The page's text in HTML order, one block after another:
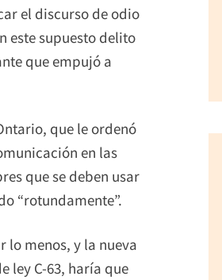
el discurso de odio
este supuesto delito
que empujó a
que le ordenó
en las
que se deben usar
“rotundamente”.
lo menos, y la nueva
ley C-63, haría que